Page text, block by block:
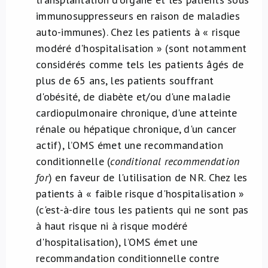
immunosuppresseurs en raison de maladies
auto-immunes). Chez les patients à « risque
modéré d'hospitalisation » (sont notamment
considérés comme tels les patients âgés de
plus de 65 ans, les patients souffrant
d'obésité, de diabète et/ou d'une maladie
cardiopulmonaire chronique, d'une atteinte
rénale ou hépatique chronique, d'un cancer
actif), l’OMS émet une recommandation
conditionnelle (conditional recommendation
for) en faveur de l'utilisation de NR. Chez les
patients à « faible risque d'hospitalisation »
(c'est-à-dire tous les patients qui ne sont pas
à haut risque ni à risque modéré
d'hospitalisation), l’OMS émet une
recommandation conditionnelle contre